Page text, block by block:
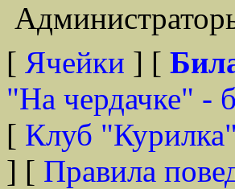
[ Ячейки ] [
"На чердачке" -
[ Клуб "Курилка"
] [ Правила